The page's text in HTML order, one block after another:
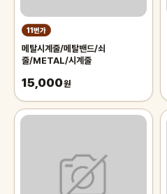
11번가
메탈시계줄/메탈밴드/쇠
줄/METAL/시계줄
15,000원